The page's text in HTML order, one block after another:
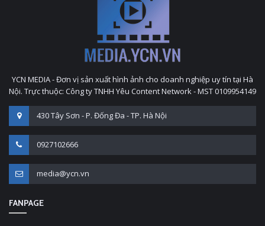
YCN MEDIA - Đơn vị sản xuất hình ảnh cho doanh nghiệp uy tín tại Hà
Nội. Trực thuộc: Công ty TNHH Yêu Content Network - MST 0109954149
430 Tây Sơn - P. Đống Đa - TP. Hà Nội
0927102666
media@ycn.vn
FANPAGE